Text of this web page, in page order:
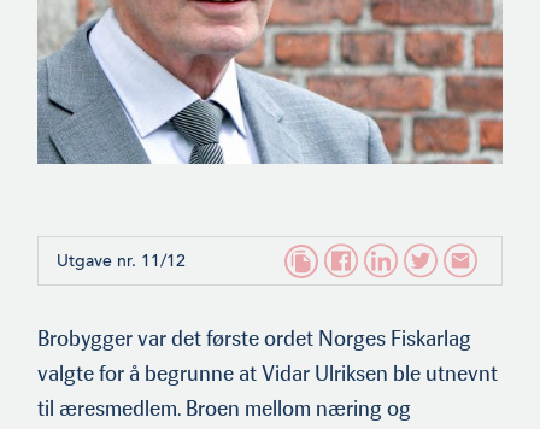
Utgave nr. 11/12
Brobygger var det første ordet Norges Fiskarlag
valgte for å begrunne at Vidar Ulriksen ble utnevnt
til æresmedlem. Broen mellom næring og